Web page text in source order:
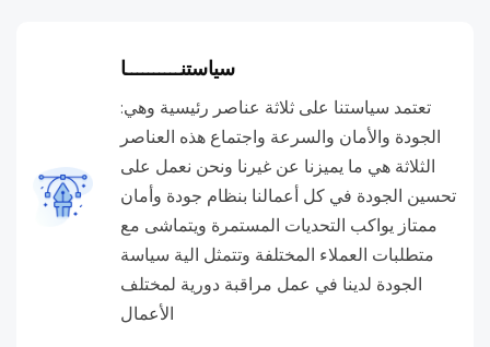
سیاستنــــــــــا
تعتمد سياستنا على ثلاثة عناصر رئيسية وهي:
الجودة والأمان والسرعة واجتماع هذه العناصر
الثلاثة هي ما يميزنا عن غيرنا ونحن نعمل على
تحسين الجودة في كل أعمالنا بنظام جودة وأمان
ممتاز يواكب التحديات المستمرة ويتماشى مع
متطلبات العملاء المختلفة وتتمثل الية سياسة
الجودة لدينا في عمل مراقبة دورية لمختلف
الأعمال